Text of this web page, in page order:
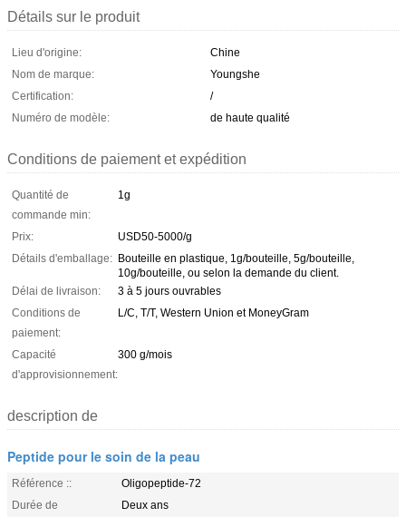
Détails sur le produit
Lieu d'origine:
Chine
Nom de marque:
Youngshe
Certification:
/
Numéro de modèle:
de haute qualité
Conditions de paiement et expédition
Quantité de
commande min:
1g
Prix:
USD50-5000/g
Détails d'emballage: Bouteille en plastique, 1g/bouteille, 5g/bouteille,
10g/bouteille, ou selon la demande du client.
Délai de livraison:
3 à 5 jours ouvrables
Conditions de
paiement:
L/C, T/T, Western Union et MoneyGram
Capacité
d'approvisionnement:
300 g/mois
description de
Peptide pour le soin de la peau
Référence ::
Oligopeptide-72
Durée de
Deux ans